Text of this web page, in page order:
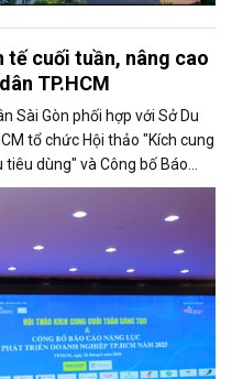
tế cuối tuần, nâng cao
TP.HCM
Sài Gòn phối hợp với Sở Du
tổ chức Hội thảo "Kích cung
dùng" và Công bố Báo
TP.HCM năm 2025. Trân
Ngọc Hồi - Phó Giám đốc
thảo.